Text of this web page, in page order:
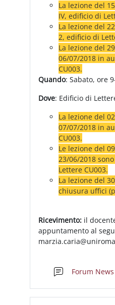
La lezione del
IV, edificio di
La lezione del
2, edificio di
La lezione del
06/07/2018 in
CU003.
Quando: Sabato, ore
Dove: Edificio di
La lezione del
07/07/2018 in
CU003.
Le lezione del
23/06/2018
Lettere CU003.
La lezione del
chiusura uffici
Ricevimento: il
appuntamento al
Forum News